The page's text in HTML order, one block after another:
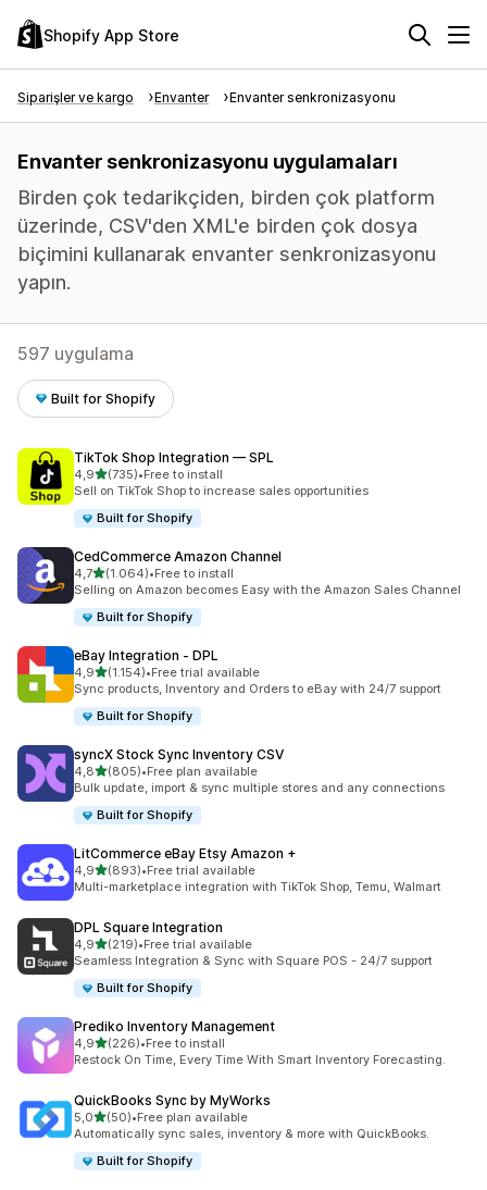
Shopify App Store
Siparişler ve kargo Envanter Envanter senkronizasyonu
Envanter senkronizasyonu uygulamaları
Birden çok tedarikçiden, birden çok platform
üzerinde, CSV'den XML'e birden çok dosya
biçimini kullanarak envanter senkronizasyonu
yapın.
597 uygulama
Built for Shopify
TikTok Shop Integration — SPL
4,95 yıldız üzerinden
(735)
toplam 735 değerlendirme
•Free to install
Sell on TikTok Shop to increase sales opportunities
Built for Shopify
CedCommerce Amazon Channel
4,75 yıldız üzerinden
(1.064)
toplam 1064 değerlendirme
•Free to install
Selling on Amazon becomes Easy with the Amazon Sales Channel
Built for Shopify
eBay Integration ‑ DPL
4,95 yıldız üzerinden
(1.154)
toplam 1154 değerlendirme
•Free trial available
Sync products, Inventory and Orders to eBay with 24/7 support
Built for Shopify
syncX Stock Sync Inventory CSV
4,85 yıldız üzerinden
(805)
toplam 805 değerlendirme
•Free plan available
Bulk update, import & sync multiple stores and any connections
Built for Shopify
LitCommerce eBay Etsy Amazon +
4,95 yıldız üzerinden
(893)
toplam 893 değerlendirme
•Free trial available
Multi-marketplace integration with TikTok Shop, Temu, Walmart
DPL Square Integration
4,95 yıldız üzerinden
(219)
toplam 219 değerlendirme
•Free trial available
Seamless Integration & Sync with Square POS - 24/7 support
Built for Shopify
Prediko Inventory Management
4,95 yıldız üzerinden
(226)
toplam 226 değerlendirme
•Free to install
Restock On Time, Every Time With Smart Inventory Forecasting.
QuickBooks Sync by MyWorks
5,05 yıldız üzerinden
(50)
toplam 50 değerlendirme
•Free plan available
Automatically sync sales, inventory & more with QuickBooks.
Built for Shopify